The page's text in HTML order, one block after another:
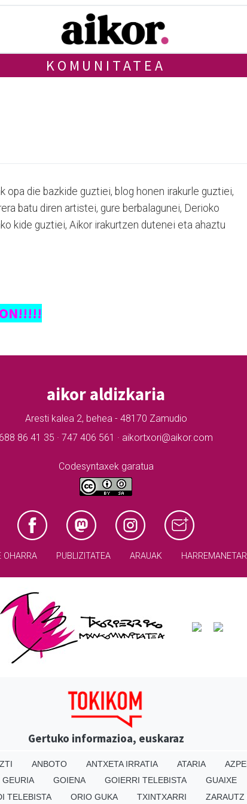
KOMUNITATEA
opa die bazkide guztiei, blog honen irakurle guztiei,
batu diren artistei, gure berbalagunei, Derioko
kide guztiei, Aikor irakurtzen dutenei eta ahaztu
aikor aldizkaria
Aresti kalea 2, behea - 48170 Zamudio
688 86 41 35 · 747 406 561 · aikortxori@aikor.com
Codesyntaxek garatua
OHARRA PUBLIZITATEA ARAUAK
Gertuko informazioa, euskaraz
ANBOTO ANTXETA IRRATIA ATARIA
GEURIA GOIENA GOIERRI TELEBISTA GUAIXE
TELEBISTA ORIO GUKA TXINTXARRI ZARAUTZ